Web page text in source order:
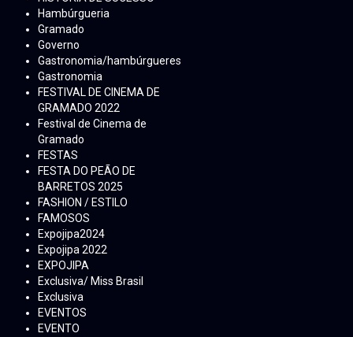
Hambúrgueria
Gramado
Governo
Gastronomia/hambúrgueres
Gastronomia
FESTIVAL DE CINEMA DE
GRAMADO 2022
Festival de Cinema de
Gramado
FESTAS
FESTA DO PEÃO DE
BARRETOS 2025
FASHION / ESTILO
FAMOSOS
Expojipa2024
Expojipa 2022
EXPOJIPA
Exclusiva/ Miss Brasil
Exclusiva
EVENTOS
EVENTO